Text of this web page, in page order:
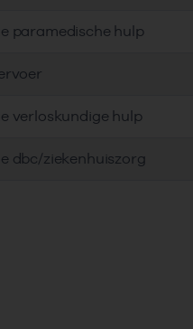
paramedische hulp
verloskundige hulp
dbc/ziekenhuiszorg